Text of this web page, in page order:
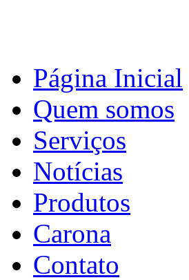
Página Inicial
Quem somos
Serviços
Notícias
Produtos
Carona
Contato